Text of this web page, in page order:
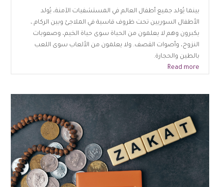
بينما يُولد جميع أطفال العالم في المستشفيات الآمنة، يُولد
الأطفال السوريين تحت ظروف قاسية في الملاجئ وبين الركام.،
يكبرون وهم لا يعلمون من الحياة سوى حياة الخيم، وصعوبات
النزوح، وأصوات القصف. ولا يعلمون من الألعاب سوى اللعب
بالطين والحجارة.
Read more